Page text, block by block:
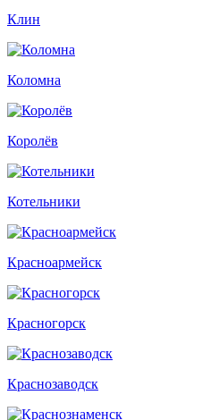
Клин
Коломна
Королёв
Котельники
Красноармейск
Красногорск
Краснозаводск